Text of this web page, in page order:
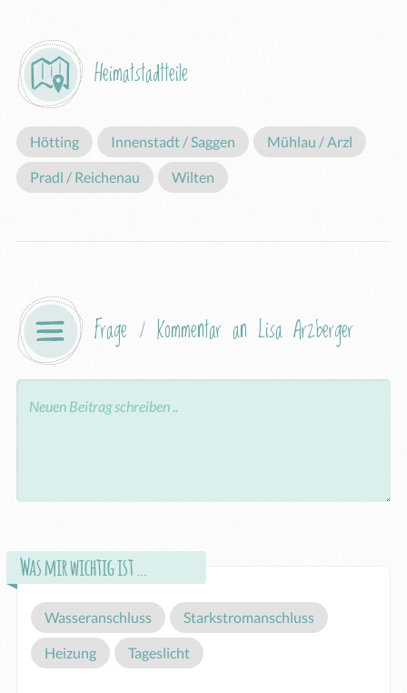
Heimatstadtteile
Hötting Innenstadt / Saggen Mühlau / Arzl
Pradl / Reichenau Wilten
Frage / Kommentar an Lisa Arzberger
Was mir wichtig ist …
Wasseranschluss Starkstromanschluss
Heizung Tageslicht